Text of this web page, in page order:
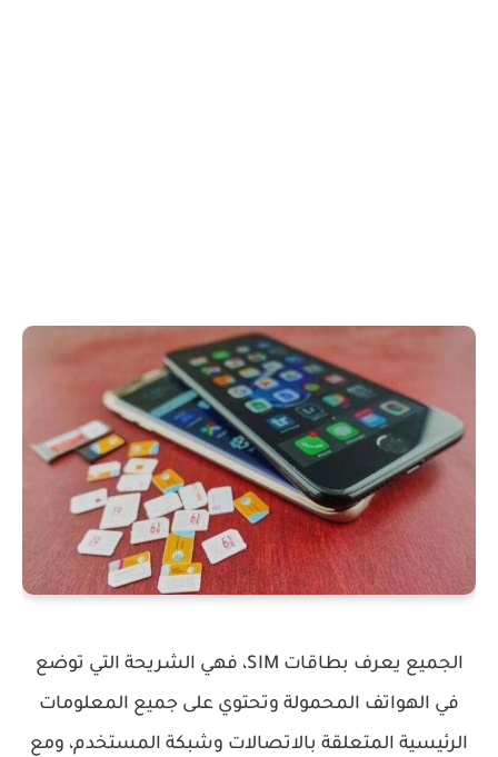
الجميع يعرف بطاقات SIM، فهي الشريحة التي توضع
في الهواتف المحمولة وتحتوي على جميع المعلومات
الرئيسية المتعلقة بالاتصالات وشبكة المستخدم، ومع